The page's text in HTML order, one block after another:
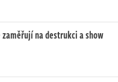
na destrukci a show